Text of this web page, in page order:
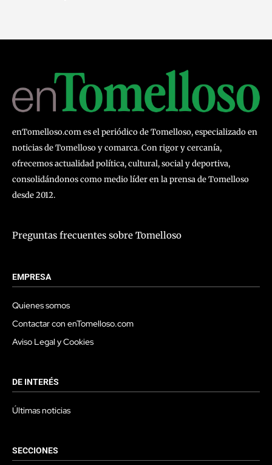
enTomelloso.com es el periódico de Tomelloso, especializado en
noticias de Tomelloso y comarca. Con rigor y cercanía,
ofrecemos actualidad política, cultural, social y deportiva,
consolidándonos como medio líder en la prensa de Tomelloso
desde 2012.
Preguntas frecuentes sobre Tomelloso
EMPRESA
Quienes somos
Contactar con enTomelloso.com
Aviso Legal y Cookies
DE INTERÉS
Últimas noticias
SECCIONES